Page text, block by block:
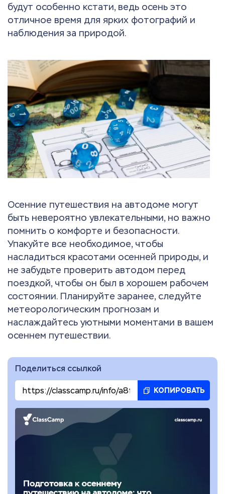
будут особенно кстати, ведь осень это
отличное время для ярких фотографий и
наблюдения за природой.
Осенние путешествия на автодоме могут
быть невероятно увлекательными, но важно
помнить о комфорте и безопасности.
Упакуйте все необходимое, чтобы
насладиться красотами осенней природы, и
не забудьте проверить автодом перед
поездкой, чтобы он был в хорошем рабочем
состоянии. Планируйте заранее, следуйте
метеорологическим прогнозам и
наслаждайтесь уютными моментами в вашем
осеннем путешествии.
Поделиться ссылкой
КОПИРОВАТЬ